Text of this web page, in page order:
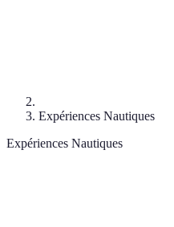
Expériences Nautiques
Expériences Nautiques